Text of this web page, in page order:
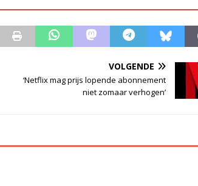
VOLGENDE
‘Netflix mag prijs lopende abonnement
niet zomaar verhogen’